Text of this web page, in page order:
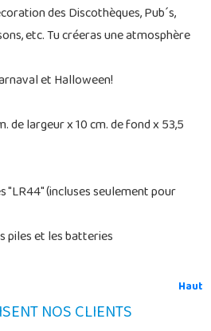
des Discothèques, Pub´s,
etc. Tu créeras une atmosphère
et Halloween!
de largeur x 10 cm. de fond x 53,5
"LR44" (incluses seulement pour
piles et les batteries
Haut
NOS CLIENTS